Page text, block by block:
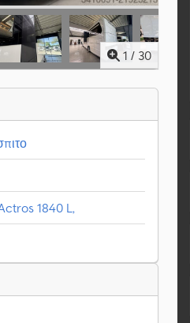
1 / 30
1840 L,